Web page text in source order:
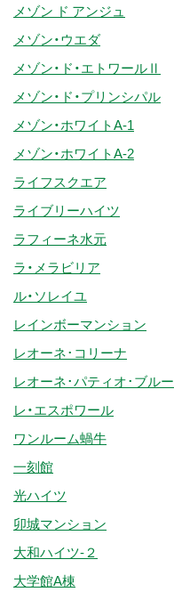
メゾン ド アンジュ
メゾン・ウエダ
メゾン・ド・エトワールⅡ
メゾン・ド・プリンシパル
メゾン・ホワイトA-1
メゾン・ホワイトA-2
ライフスクエア
ライブリーハイツ
ラフィーネ水元
ラ・メラビリア
ル・ソレイユ
レインボーマンション
レオーネ･コリーナ
レオーネ･パティオ･ブルー
レ・エスポワール
ワンルーム蝸牛
一刻館
光ハイツ
卯城マンション
大和ハイツ-２
大学館A棟